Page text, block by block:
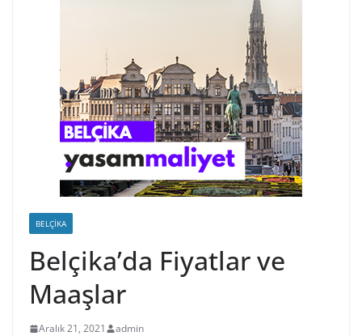
BELÇIKA
Belçika’da Fiyatlar ve
Maaşlar
Aralık 21, 2021 admin